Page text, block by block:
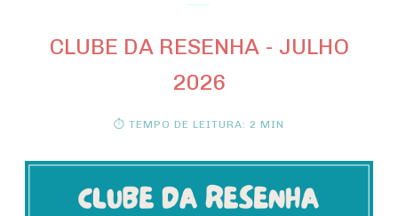
CLUBE DA RESENHA - JULHO
2026
⏱ TEMPO DE LEITURA: 2 MIN